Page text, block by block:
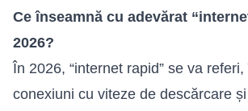
Ce înseamnă cu adevărat
2026?
În 2026, “internet rapid” se va
conexiuni cu viteze de descărcare